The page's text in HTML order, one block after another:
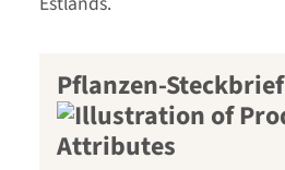
Pflanzen-Steckbrief